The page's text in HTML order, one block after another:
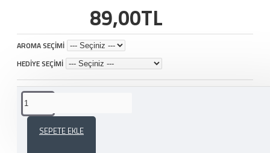
89,00TL
AROMA SEÇİMİ
HEDİYE SEÇİMİ
SEPETE EKLE